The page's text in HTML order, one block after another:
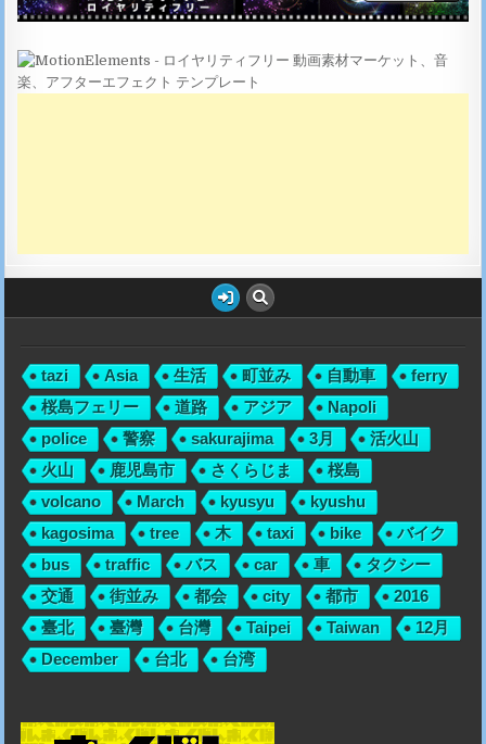
tazi Asia 生活 町並み 自動車
ferry
桜島フェリー
道路 アジア
Napoli
police
警察 sakurajima 3月
活火山
火山
鹿児島市 さくらじま
桜島
volcano
March kyusyu
kyushu
kagosima
tree 木 taxi bike
バイク
bus
traffic バス car 車
タクシー
交通
街並み 都会 city 都市
2016
臺北
臺灣 台灣 Taipei Taiwan
12月
December
台北 台湾